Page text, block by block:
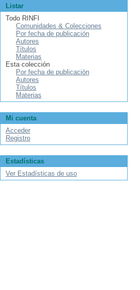
Listar
Todo RINFI
Comunidades & Colecciones
Por fecha de publicación
Autores
Títulos
Materias
Esta colección
Por fecha de publicación
Autores
Títulos
Materias
Mi cuenta
Acceder
Registro
Estadísticas
Ver Estadísticas de uso